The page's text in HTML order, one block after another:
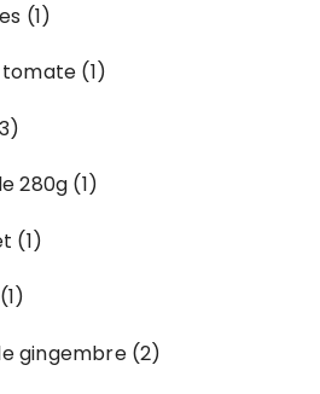
(1)
tomate (1)
280g (1)
(1)
(1)
gingembre (2)